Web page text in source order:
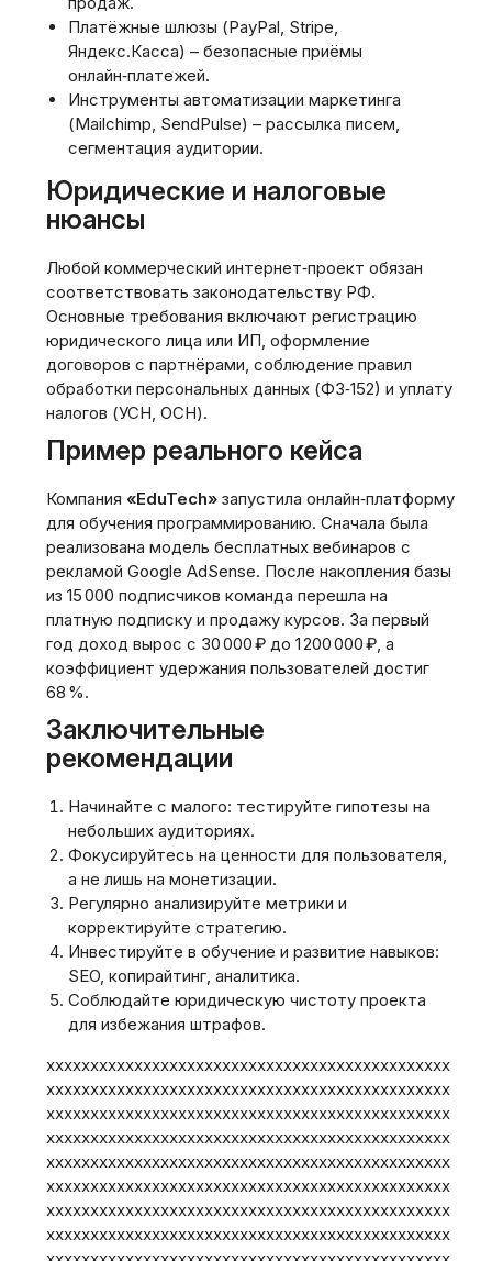
Платёжные шлюзы (PayPal, Stripe,
Яндекс.Касса) – безопасные приёмы
онлайн‑платежей.
Инструменты автоматизации маркетинга
(Mailchimp, SendPulse) – рассылка писем,
сегментация аудитории.
Юридические и налоговые
нюансы
Любой коммерческий интернет‑проект обязан
соответствовать законодательству РФ.
Основные требования включают регистрацию
юридического лица или ИП, оформление
договоров с партнёрами, соблюдение правил
обработки персональных данных (ФЗ‑152) и уплату
налогов (УСН, ОСН).
Пример реального кейса
Компания «EduTech» запустила онлайн‑платформу
для обучения программированию. Сначала была
реализована модель бесплатных вебинаров с
рекламой Google AdSense. После накопления базы
из 15 000 подписчиков команда перешла на
платную подписку и продажу курсов. За первый
год доход вырос с 30 000 ₽ до 1 200 000 ₽, а
коэффициент удержания пользователей достиг
68 %.
Заключительные
рекомендации
Начинайте с малого: тестируйте гипотезы на
небольших аудиториях.
Фокусируйтесь на ценности для пользователя,
а не лишь на монетизации.
Регулярно анализируйте метрики и
корректируйте стратегию.
Инвестируйте в обучение и развитие навыков:
SEO, копирайтинг, аналитика.
Соблюдайте юридическую чистоту проекта
для избежания штрафов.
xxxxxxxxxxxxxxxxxxxxxxxxxxxxxxxxxxxxxxxxxxxxxxxxxxxxxxxxxxxxxxxxxxxxxxxxxxxxxxxxxxxxxxxxxxxxxxxxxxxxxxxxxxxxxxxxxxxxxxxxxxxxxxxxxxxxxxxxxxxxxxxxxxxxxxxxxxxxxxxxxxxxxxxxxxxxxxxxxxxxxxxxxxxxxxxxxxxxxxxxxxxxxxxxxxxxxxxxxxxxxxxxxxxxxxxxxxxxxxxxxxxxxxxxxxxxxxxxxxxxxxxxxxxxxxxxxxxxxxxxxxxxxxxxxxxxxxxxxxxxxxxxxxxxxxxxxxxxxxxxxxxxxxxxxxxxxxxxxxxxxxxxxxxxxxxxxxxxxxxxxxxxxxxxxxxxxxxxxxxxxxxxxxxxxxxxxxxxxxxxxxxxxxxxxxxxxxxxxxxxxxxxxxxxxxxxxxxxxxxxxxxxxxxxxxxxxxxxxxxxxxxxxxxxxxxxxxxxxxxxxxxxxxxxxxxxxxxxxxxxxxxxxxxxxxxxxxxxxxxxxxxxxxxxxxxxxxxxxxxxxxxxxxxxxxxxxxxxxxxxxxxxxxxxxxxxxxxxxxxxxxxxxxxxxxxxxxxxxxxxxxxxxxxxxxxxxxxxxxxxxxxxxxxxxxxxxxxxxxxxxxxxxxxxxxxxxxxxxxxxxxxxxxxxxxxxxxxxxxxxxxxxxxxxxxxxxxxxxxxxxxxxxxxxxxxxxxxxxxxxxxxxxxxxxxxxxxxxxxxxxxxxxxxxxxxxxxxxxxxxxxxxxxxxxxxxxxxxxxxxxxxxxxxxxxxxxxxxxxxxxxxxxxxxxxxxxxxxxxxxxxxxxxxxxxxxxxxxxxxxxxxxxxxxxxxxxxxxxxxxxxxxxxxxxxxxxxxxxxxxxxxxxxxxxxxxxxxxxxxxxxxxxxxxxxxxxxxxxxxxxxxxxxxxxxxxxxxxxxxxxxxxxxxxxxxxxxxxxxxxxxxxxxxxxxxxxxxxxxxxxxxxxxxxxxxxxxxxxxxxxxxxxxxxxxxxxxxxxxxxxxxxxxxxxxxxxxxxxxxxxxxxxxxxxxxxxxxxxxxxxxxxxxxxxxxxxxxxxxxxxxxxxxxxxxxxxxxxxxxxxxxxxxxxxxxxxxxxxxxxxxxxxxxxxxxxxxxxxxxxxxxxxxxxxxxxxxxxxxxxxxxxxxxxxxxxxxxxxxxxxxxxxxxxxxxxxxxxxxxxxxxxxxxxxxxxxxxxxxxxxxxxxxxxxxxxxxxxxxxxxxxxxxxxxxxxxxxxxxxxxxxxxxxxxxxxxxxxxxxxxxxxxxxxxxxxxxxxxxxxxxxxxxxxxxxxxxxxxxxxxxxxxxxxxxxxxxxxxxxxxxxxxxxxxxxxxxxxxxxxxxxxxxxxxxxxxxxxxxxxxxxxxxxxxxxxxxxxxxxxxxxxxxxxxxxxxxxxxxxxxxxxxxxxxxxxxxxxxxxxxxxxxxxxxxxxxxxxxxxxxxxxxxxxxxxxxxxxxxxxxxxxxxxxxxxxxxxxxxxxxxxxxxxxxxxxxxxxxxxxxxxxxxxxxxxxxxxxxxxxxxxxxxxxxxxxxxxxxxxxxxxxxxxxxxxxxxxxxxxxxxxxxxxxxxxxxxxxxxxxxxxxxxxxxxxxxxxxxxxxxxxxxxxxxxxxxxxxxxxxxxxxxxxxxxxxxxxxxxxxxxxxxxxxxxxxxxxxxxxxxxxxxxxxxxxxxxxxxxxxxxxxxxxxxxxxxxxxxxxxxxxxxxxxxxxxxxxxxxxxxxxxxxxxxxxxxxxxxxxxxxxxxxxxxxxxxxxxxxxxxxxxxxxxxxxxxxxxxxxxxxxxxxxxxxxxxxxxxxxxxxxxxxxxxxxxxxxxxxxxxxxxxxxxxxxxxxxxxxxxxxxxxxxxxxxxxxxxxxxxxxxxxxxxxxxxxxxxxxxxxxxxxxxxxxxxxxxxxxxxxxxxxxxxxxxxxxxxxxxxxxxxxxxxxxxxxxxxxxxxxxxxxxxxxxxxxxxxxxxxxxxxxxxxxxxxxxxxxxxxxxxxxxxxxxxxxxxxxxxxxxxxxxxxxxxxxxxxxxxxxxxxxxxxxxxxxxxxxxxxxxxxxxxxxxxxxxxxxxxxxxxxxxxxxxxxxxxxxxxxxxxxxxxxxxxxxxxxxxxxxxxxxxxxxxxxxxxxxxxxxxxxxxxxxxxxxxxxxxxxxxxxxxxxxxxxxxxxxxxxxxxxxxxxxxxxxxxxxxxxxxxxxxxxxxxxxxxxxxxxxxxxxxxxxxxxxxxxxxxxxxxxxxxxxxxxxxxxxxxxxxxxxxxxxxxxxxxxxxxxxxxxxxxxxxxxxxxxxxxxxxxxxxxxxxxxxxxxxxxxxxxxxxxxxxxxxxxxxxxxxxxxxxxxxxxxxxxxxxxxxxxxxxxxxxxxxxxxxxxxxxxxxxxxxxxxxxxxxxxxxxxxxxxxxxxxxxxxxxxxxxxxxxxxxxxxxxxxxxxxxxxxxxxxxxxxxxxxxxxxxxxxxxxxxxxxxxxxxxxxxxxxxxxxxxxxxxxxxxxxxxxxxxxxxxxxxxxxxxxxxxxxxxxxxxxxxxxxxxxxxxxxxxxxxxxxxxxxxxxxxxxxxxxxxxxxxxxxxxxxxxxxxxxxxxxxxxxxxxxxxxxxxxxxxxxxxxxxxxxxxxxxxxxxxxxxxxxxxxxxxxxxxxxxxxxxxxxxxxxxxxxxxxxxxxxxxxxxxxxxxxxxxxxxxxxxxxxxxxxxxxxxxxxxxxxxxxxxxxxxxxxxxxxxxxxxxxxxxxxxxxxxxxxxxxxxxxxxxxxxxxxxxxxxxxxxxxxxxxxxxxxxxxxxxxxxxxxxxxxxxxxxxxxxxxxxxxxxxxxxxxxxxxxxxxxxxxxxxxxxxxxxxxxxxxxxxxxxxxxxxxxxxxxxxxxxxxxxxxxxxxxxxxxxxxxxxxxxxxxxxxxxxxxxxxxxxxxxxxxxxxxxxxxxxxxxxxxxxxxxxxxxxxxxxxxxxxxxxxxxxxxxxxxxxxxxxxxxxxxxxxxxxxxxxxxxxxxxxxxxxxxxxxxxxxxxxxxxxxxxxxxxxxxxxxxxxxxxxxxxxxxxxxxxxxxxxxxxxxxxxxxxxxxxxxxxxxxxxxxxxxxxxxxxxxxxxxxxxxxxxxxxxxxxxxxxxxxxxxxxxxxxxxxxxxxxxxxxxxxxxxxxxxxxxxxxxxxxxxxxxxxxxxxxxxxxxxxxxxxxxxxxxxxxxxxxxxxxxxxxxxxxxxxxxxxxxxxxxxxxxxxxxxxxxxxxxxxxxxxxxxxxxxxxxxxxxxxxxxxxxxxxxxxxxxxxxxxxxxxxxxxxxxxxxxxxxxxxxxxxxxxxxxxxxxxxxxxxxxxxxxxxxxxxxxxxxxxxxxxxxxxxxxxxxxxxxxxxxxxxxxxxxxxxxxxxxxxxxxxxxxxxxxxxxxxxxxxxxxxxxxxxxxxxxxxxxxxxxxxxxxxxxxxxxxxxxxxxxxxxxxxxxxxxxxxxxxxxxxxxxxxxxxxxxxxxxxxxxxxxxxxxxxxxxxxxxxxxxxxxxxxxxxxxxxxxxxxxxxxxxxxxxxxxxxxxxxxxxxxxxxxxxxxxxxxxxxxxxxxxxxxxxxxxxxxxxxxxxxxxxxxxxxxxxxxxxxxxxxxxxxxxxxxxxxxxxxxxxxxxxxxxxxxxxxxxxxxxxxxxxxxxxxxxxxxxxxxxxxxxxxxxxxxxxxxxxxxxxxxxxxxxxxxxxxxxxxxxxxxxxxxxxxxxxxxxxxxxxxxxxxxxxxxxxxxxxxxxxxxxxxxxxxxxxxxxxxxxxxxxxxxxxxxxxxxxxxxxxxxxxxxxxxxxxxxxxxxxxxxxxxxxxxxxxxxxxxxxxxxxxxxxxxxxxxxxxxxxxxxxxxxxxxxxxxxxxxxxxxxxxxxxxxxxxxxxxxxxxxxxxxxxxxxxxxxxxxxxxxxxxxxxxxxxxxxxxxxxxxxxxxxxxxxxxxxxxxxxxxxxxxxxxxxxxxxxxxxxxxxxxxxxxxxxxxxxxxxxxxxxxxxxxxxxxxxxxxxxxxxxxxxxxxxxxxxxxxxxxxxxxxxxxxxxxxxxxxxxxxxxxxxxxxxxxxxxxxxxxxxxxxxxxxxxxxxxxxxxxxxxxxxxxxxxxxxxxxxxxxxxxxxxxxxxxxxxxxxxxxxxxxxxxxxxxxxxxxxxxxxxxxxxxxxxxxxxxxxxxxxxxxxxxxxxxxxxxxxxxxxxxxxxxxxxxxxxxxxxxxxxxxxxxxxxxxxxxxxxxxxxxxxxxxxxxxxxxxxxxxxxxxxxxxxxxxxxxxxxxxxxxxxxxxxxxxxxxxxxxxxxxxxxxxxxxxxxxxxxxxxxxxxxxxxxxxxxxxxxxxxxxxxxxxxxxxxxxxxxxxxxxxxxxxxxxxxxxxxxxxxxxxxxxxxxxxxxxxxxxxxxxxxxxxxxxxxxxxxxxxxxxxxxxxxxxxxxxxxxxxxxxxxxxxxxxxxxxxxxxxxxxxxxxxxxxxxxxxxxxxxxxxxxxxxxxxxxxxxxxxxxxxxxxxxxxxxxxxxxxxxxxxxxxxxxxxxxxxxxxxxxxxxxxxxxxxxxxxxxxxxxxxxxxxxxxxxxxxxxxxxxxxxxxxxxxxxxxxxxxxxxxxxxxxxxxxxxxxxxxxxxxxxxxxxxxxxxxxxxxxxxxxxxxxxxxxxxxxxxxxxxxxxxxxxxxxxxxxxxxxxxxxxxxxxxxxxxxxxxxxxxxxxxxxxxxxxxxxxxxxxxxxxxxxxxxxxxxxxxxxxxxxxxxxxxxxxxxxxxxxxxxxxxxxxxxxxxxxxxxxxxxxxxxxxxxxxxxxxxxxxxxxxxxxxxxxxxxxxxxxxxxxxxxxxxxxxxxxxxxxxxxxxxxxxxxxxxxxxxxxxxxxxxxxxxxxxxxxxxxxxxxxxxxxxxxxxxxxxxxxxxxxxxxxxxxxxxxxxxxxxxxxxxxxxxxxxxxxxxxxxxxxxxxxxxxxxxxxxxxxxxxxxxxxxxxxxxxxxxxxxxxxxxxxxxxxxxxxxxxxxxxxxxxxxxxxxxxxxxxxxxxxxxxxxxxxxxxxxxxxxxxxxxxxxxxxxxxxxxxxxxxxxxxxxxxxxxxxxxxxxxxxxxxxxxxxxxxxxxxxxxxxxxxxxxxxxxxxxxxxxxxxxxxxxxxxxxxxxxxxxxxxxxxxxxxxxxxxxxxxxxxxxxxxxxxxxxxxxxxxxxxxxxxxxxxxxxxxxxxxxxxxxxxxxxxxxxxxxxxxxxxxxxxxxxxxxxxxxxxxxxxxxxxxxxxxxxxxxxxxxxxxxxxxxxxxxxxxxxxxxxxxxxxxxxxxxxxxxxxxxxxxxxxxxxxxxxxxxxxxxxxxxxxxxxxxxxxxxxxxxxxxxxxxxxxxxxxxxxxxxxxxxxxxxxxxxxxxxxxxxxxxxxxxxxxxxxxxxxxxxxxxxxxxxxxxxxxxxxxxxxxxxxxxxxxxxxxxxxxxxxxxxxxxxxxxxxxxxxxxxxxxxxxxxxxxxxxxxxxxxxxxxxxxxxxxxxxxxxxxxxxxxxxxxxxxxxxxxxxxxxxxxxxxxxxxxxxxxxxxxxxxxxxxxxxxxxxxxxxxxxxxxxxxxxxxxxxxxxxxxxxxxxxxxxxxxxxxxxxxxxxxxxxxxxxxxxxxxxxxxxxxxxxxxxxxxxxxxxxxxxxxxxxxxxxxxxxxxxxxxxxxxxxxxxxxxxxxxxxxxxxxxxxxxxxxxxxxxxxxxxxxxxxxxxxxxxxxxxxxxxxxxxxxxxxxxxxxxxxxxxxxxxxxxxxxxxxxxxxxxxxxxxxxxxxxxxxxxxxxxxxxxxxxxxxxxxxxxxxxxxxxxxxxxxxxxxxxxxxxxxxxxxxxxxxxxxxxxxxxxxxxxxxxxxxxxxxxxxxxxxxxxxxxxxxxxxxxxxxxxxxxxxxxxxxxxxxxxxxxxxxxxxxxxxxxxxxxxxxxxxxxxxxxxxxxxxxxxxxxxxxxxxxxxxxxxxxxxxxxxxxxxxxxxxxxxxxxxxxxxxxxxxxxxxxxxxxxxxxxxxxxxxxxxxxxxxxxxxxxxxxxxxxxxxxxxxxxxxxxxxxxxxxxxxxxxxxxxxxxxxxxxxxxxxxxxxxxxxxxxxxxxxxxxxxxxxxxxxxxxxxxxxxxxxxxxxxxxxxxxxxxxxxxxxxxxxxxxxxxxxxxxxxxxxxxxxxxxxxxxxxxxxxxxxxxxxxxxxxxxxxxxxxxxxxxxxxxxxxxxxxxxxxxxxxxxxxxxxxxxxxxxxxxxxxxxxxxxxxxxxxxxxxxxxxxxxxxxxxxxxxxxxxxxxxxxxxxxxxxxxxxxxxxxxxxxxxxxxxxxxxxxxxxxxxxxxxxxxxxxxxxxxxxxxxxxxxxxxxxxxxxxxxxxxxxxxxxxxxxxxxxxxxxxxxxxxxxxxxxxxxxxxxxxxxxxxxxxxxxxxxxxxxxxxxxxxxxxxxxxxxxxxxxxxxxxxxxxxxxxxxxxxxxxxxxxxxxxxxxxxxxxxxxxxxxxxxxxxxxxxxxxxxxxxxxxxxxxxxxxxxxxxxxxxxxxxxxxxxxxxxxxxxxxxxxxxxxxxxxxxxxxxxxxxxxxxxxxxxxxxxxxxxxxxxxxxxxxxxxxxxxxxxxxxxxxxxxxxxxxxxxxxxxxxxxxxxxxxxxxxxxxxxxxxxxxxxxxxxxxxxxxxxxxxxxxxxxxxxxxxxxxxxxxxxxxxxxxxxxxxxxxxxxxxxxxxxxxxxxxxxxxxxxxxxxxxxxxxxxxxxxxxxxxxxxxxxxxxxxxxxxxxxxxxxxxxxxxxxxxxxxxxxxxxxxxxxxxxxxxxxxxxxxxxxxxxxxxxxxxxxxxxxxxxxxxxxxxxxxxxxxxxxxxxxxxxxxxxxxxxxxxxxxxxxxxxxxxxxxxxxxxxxxxxxxxxxxxxxxxxxxxxxxxxxxxxxxxxxxxxxxxxxxxxxxxxxxxxxxxxxxxxxxxxxxxxxxxxxxxxxxxxxxxxxxxxxxxxxxxxxxxxxxxxxxxxxxxxxxxxxxxxxxxxxxxxxxxxxxxxxxxxxxxxxxxxxxxxxxxxxxxxxxxxxxxxxxxxxxxxxxxxxxxxxxxxxxxxxxxxxxxxxxxxxxxxxxxxxxxxxxxxxxxxxxxxxxxxxxxxxxxxxxxxxxxxxxxxxxxxxxxxxxxxxxxxxxxxxxxxxxxxxxxxxxxxxxxxxxxxxxxxxxxxxxxxxxxxxxxxxxxxxxxxxxxxxxxxxxxxxxxxxxxxxxxxxxxxxxxxxxxxxxxxxxxxxxxxxxxxxxxxxxxxxxxxxxxxxxxxxxxxxxxxxxxxxxxxxxxxxxxxxxxxxxxxxxxxxxxxxxxxxxxxxxxxxxxxxxxxxxxxxxxxxxxxxxxxxxxxxxxxxxxxxxxxxxxxxxxxxxxxxxxxxxxxxxxxxxxxxxxxxxxxxxxxxxxxxxxxxxxxxxxxxxxxxxxxxxxxxxxxxxxxxxxxxxxxxxxxxxxxxxxxxxxxxxxxxxxxxxxxxxxxxxxxxxxxxxxxxxxxxxxxxxxxxxxxxxxxxxxxxxxxxxxxxxxxxxxxxxxxxxxxxxxxxxxxxxxxxxxxxxxxxxxxxxxxxxxxxxxxxxxxxxxxxxxxxxxxxxxxxxxxxxxxxxxxxxxxxxxxxxxxxxxxxxxxxxxxxxxxxxxxxxxxxxxxxxxxxxxxxxxxxxxxxxxxxxxxxxxxxxxxxxxxxxxxxxxxxxxxxxxxxxxxxxxxxxxxxxxxxxxxxxxxxxxxxxxxxxxxxxxxxxxxxxxxxxxxxxxxxxxxxxxxxxxxxxxxxxxxxxxxxxxxxxxxxxxxxxxxxxxxxxxxxxxxxxxxxxxxxxxxxxxxxxxxxxxxxxxxxxxxxxxxxxxxxxxxxxxxxxxxxxxxxxxxxxxxxxxxxxxxxxxxxxxxxxxxxxxxxxxxxxxxxxxxxxxxxxxxxxxxxxxxxxxxxxxxxxxxxxxxxxxxxxxxxxxxxxxxxxxxxxxxxxxxxxxxxxxxxxxxxxxxxxxxxxxxxxxxxxxxxxxxxxxxxxxxxxxxxxxxxxxxxxxxxxxxxxxxxxxxxxxxxxxxxxxxxxxxxxxxxxxxxxxxxxxxxxxxxxxxxxxxxxxxxxxxxxxxxxxxxxxxxxxxxxxxxxxxxxxxxxxxxxxxxxxxxxxxxxxxxxxxxxxxxxxxxxxxxxxxxxxxxxxxxxxxxxxxxxxxxxxxxxxxxxxxxxxxxxxxxxxxxxxxxxxxxxxxxxxxxxxxxxxxxxxxxxxxxxxxxxxxxxxxxxxxxxxxxxxxxxxxxxxxxxxxxxxxxxxxxxxxxxxxxxxxxxxxxxxxxxxxxxxxxxxxxxxxxxxxxxxxxxxxxxxxxxxxxxxxxxxxxxxxxxxxxxxxxxxxxxxxxxxxxxxxxxxxxxxxxxxxxxxxxxxxxxxxxxxxxxxxxxxxxxxxxxxxxxxxxxxxxxxxxxxxxxxxxxxxxxxxxxxxxxxxxxxxxxxxxxxxxxxxxxxxxxxxxxxxxxxxxxxxxxxxxxxxxxxxxxxxxxxxxxxxxxxxxxxxxxxxxxxxxxxxxxxxxxxxxxxxxxxxxxxxxxxxxxxxxxxxxxxxxxxxxxxxxxxxxxxxxxxxxxxxxxxxxxxxxxxxxxxxxxxxxxxxxxxxxxxxxxxxxxxxxxxxxxxxxxxxxxxxxxxxxxxxxxxxxxxxxxxxxxxxxxxxxxxxxxxxxxxxxxxxxxxxxxxxxxxxxxxxxxxxxxxxxxxxxxxxxxxxxxxxxxxxxxxxxxxxxxxxxxxxxxxxxxxxxxxxxxxxxxxxxxxxxxxxxxxxxxxxxxxxxxxxxxxxxxxxxxxxxxxxxxxxxxxxxxxxxxxxxxxxxxxxxxxxxxxxxxxxxxxxxxxxxxxxxxxxxxxxxxxxxxxxxxxxxxxxxxxxxxxxxxxxxxxxxxxxxxxxxxxxxxxxxxxxxxxxxxxxxxxxxxxxxxxxxxxxxxxxxxxxxxxxxxxxxxxxxxxxxxxxxxxxxxxxxxxxxxxxxxxxxxxxxxxxxxxxxxxxxxxxxxxxxxxxxxxxxxxxxxxxxxxxxxxxxxxxxxxxxxxxxxxxxxxxxxxxxxxxxxxxxxxxxxxxxxxxxxxxxxxxxxxxxxxxxxxxxxxxxxxxxxxxxxxxxxxxxxxxxxxxxxxxxxxxxxxxxxxxxxxxxxxxxxxxxxxxxxxxxxxxxxxxxxxxxxxxxxxxxxxxxxxxxxxxxxxxxxxxxxxxxxxxxxxxxxxxxxxxxxxxxxxxxxxxxxxxxxxxxxxxxxxxxxxxxxxxxxxxxxxxxxxxxxxxxxxxxxxxxxxxxxxxxxxxxxxxxxxxxxxxxxxxxxxxxxxxxxxxxxxxxxxxxxxxxxxxxxxxxxxxxxxxxxxxxxxxxxxxxxxxxxxxxxxxxxxxxxxxxxxxxxxxxxxxxxxxxxxxxxxxxxxxxxxxxxxxxxxxxxxxxxxxxxxxxxxxxxxxxxxxxxxxxxxxxxxxxxxxxxxxxxxxxxxxxxxxxxxxxxxxxxxxxxxxxxxxxxxxxxxxxxxxxxxxxxxxxxxxxxxxxxxxxxxxxxxxxxxxxxxxxxxxxxxxxxxxxxxxxxxxxxxxxxxxxxxxxxxxxxxxxxxxxxxxxxxxxxxxxxxxxxxxxxxxxxxxxxxxxxxxxxxxxxxxxxxxxxxxxxxxxxxxxxxxxxxxxxxxxxxxxxxxxxxxxxxxxxxxxxxxxxxxxxxxxxxxxxxxxxxxxxxxxxxxxxxxxxxxxxxxxxxxxxxxxxxxxxxxxxxxxxxxxxxxxxxxxxxxxxxxxxxxxxxxxxxxxxxxxxxxxxxxxxxxxxxxxxxxxxxxxxxxxxxxxxxxxxxxxxxxxxxxxxxxxxxxxxxxxxxxxxxxxxxxxxxxxxxxxxxxxxxxxxxxxxxxxxxxxxxxxxxxxxxxxxxxxxxxxxxxxxxxxxxxxxxxxxxxxxxxxxxxxxxxxxxxxxxxxxxxxxxxxxxxxxxxxxxxxxxxxxxxxxxxxxxxxxxxxxxxxxxxxxxxxxxxxxxxxxxxxxxxxxxxxxxxxxxxxxxx